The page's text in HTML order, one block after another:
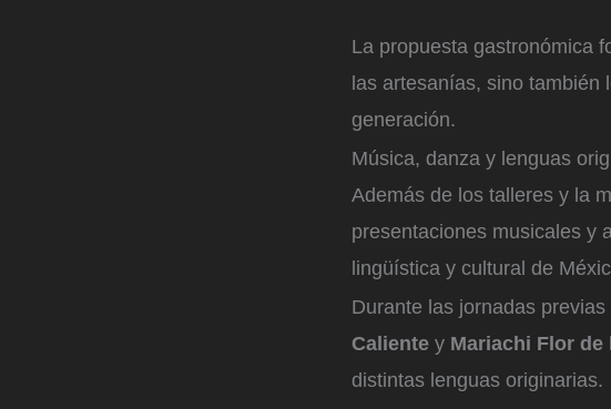
La propuesta gastronómica
las artesanías, sino
generación.
Música, danza y lenguas
Además de los talleres y la
presentaciones musicales y
lingüística y cultural de
Durante las jornadas
Caliente y Mariachi Flor de
distintas lenguas originarias.